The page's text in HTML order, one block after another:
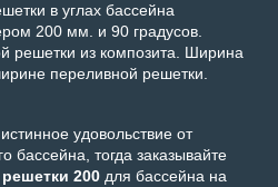
в углах бассейна
200 мм. и 90 градусов.
решетки из композита. Ширина
переливной решетки.
удовольствие от
бассейна, тогда заказывайте
200 для бассейна на